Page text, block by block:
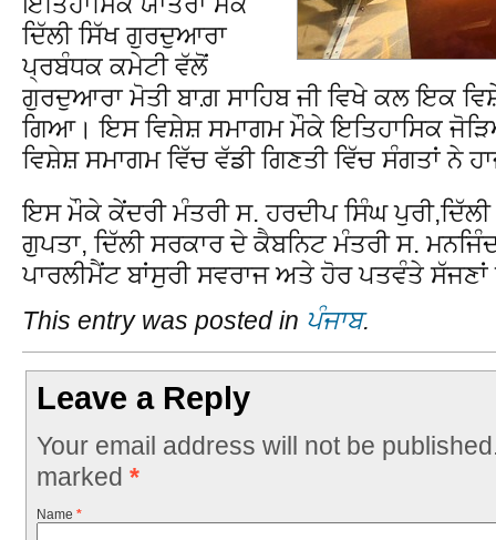
ਦਿੱਲੀ ਸਿੱਖ ਗੁਰਦੁਆਰਾ
ਪ੍ਰਬੰਧਕ ਕਮੇਟੀ ਵੱਲੋਂ
ਗੁਰਦੁਆਰਾ ਮੋਤੀ ਬਾਗ਼ ਸਾਹਿਬ ਜੀ ਵਿਖੇ ਕਲ ਇਕ
ਗਿਆ। ਇਸ ਵਿਸ਼ੇਸ਼ ਸਮਾਗਮ ਮੌਕੇ ਇਤਿਹਾਸਿਕ
ਵਿਸ਼ੇਸ਼ ਸਮਾਗਮ ਵਿੱਚ ਵੱਡੀ ਗਿਣਤੀ ਵਿੱਚ ਸੰਗਤਾਂ ਨੇ
ਇਸ ਮੌਕੇ ਕੇਂਦਰੀ ਮੰਤਰੀ ਸ. ਹਰਦੀਪ ਸਿੰਘ ਪੁਰੀ,ਦਿੱਲੀ
ਗੁਪਤਾ, ਦਿੱਲੀ ਸਰਕਾਰ ਦੇ ਕੈਬਨਿਟ ਮੰਤਰੀ ਸ.
ਪਾਰਲੀਮੈਂਟ ਬਾਂਸੁਰੀ ਸਵਰਾਜ ਅਤੇ ਹੋਰ ਪਤਵੰਤੇ
This entry was posted in ਪੰਜਾਬ.
Leave a Reply
Your email address will not be
marked *
Name *